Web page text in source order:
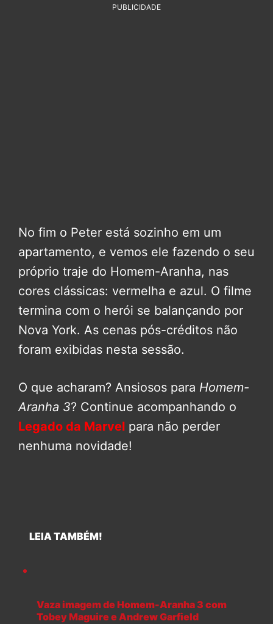
PUBLICIDADE
No fim o Peter está sozinho em um
apartamento, e vemos ele fazendo o seu
próprio traje do Homem-Aranha, nas
cores clássicas: vermelha e azul. O filme
termina com o herói se balançando por
Nova York. As cenas pós-créditos não
foram exibidas nesta sessão.
O que acharam? Ansiosos para Homem-
Aranha 3? Continue acompanhando o
Legado da Marvel para não perder
nenhuma novidade!
LEIA TAMBÉM!
Vaza imagem de Homem-Aranha 3 com
Tobey Maguire e Andrew Garfield